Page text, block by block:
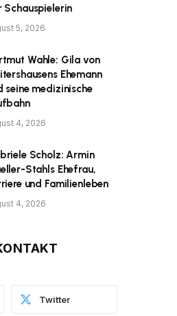
Schauspielerin
5, 2026
Wahle: Gila von
Ehemann
seine medizinische
4, 2026
Scholz: Armin
Stahls Ehefrau,
und Familienleben
4, 2026
Twitter